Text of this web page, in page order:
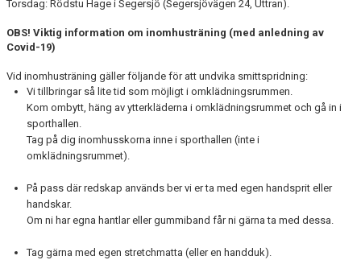
Torsdag: Rödstu Hage i Segersjö (Segersjövägen 24, Uttran).
OBS! Viktig information om inomhusträning (med anledning av
Covid-19)
Vid inomhusträning gäller följande för att undvika smittspridning:
Vi tillbringar så lite tid som möjligt i omklädningsrummen.
Kom ombytt, häng av ytterkläderna i omklädningsrummet och gå in i
sporthallen.
Tag på dig inomhusskorna inne i sporthallen (inte i
omklädningsrummet).
På pass där redskap används ber vi er ta med egen handsprit eller
handskar.
Om ni har egna hantlar eller gummiband får ni gärna ta med dessa.
Tag gärna med egen stretchmatta (eller en handduk).